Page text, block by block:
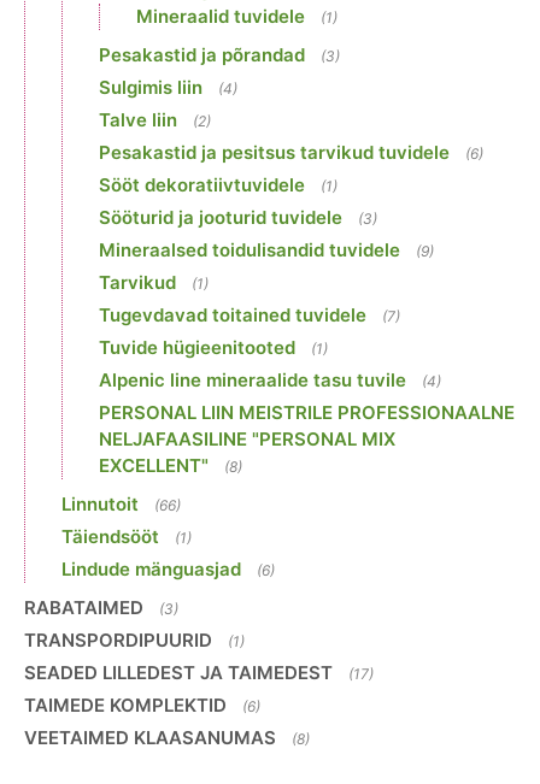
Mineraalid tuvidele (1)
Pesakastid ja põrandad (3)
Sulgimis liin (4)
Talve liin (2)
Pesakastid ja pesitsus tarvikud tuvidele (6)
Sööt dekoratiivtuvidele (1)
Sööturid ja jooturid tuvidele (3)
Mineraalsed toidulisandid tuvidele (9)
Tarvikud (1)
Tugevdavad toitained tuvidele (7)
Tuvide hügieenitooted (1)
Alpenic line mineraalide tasu tuvile (4)
PERSONAL LIIN MEISTRILE PROFESSIONAALNE
NELJAFAASILINE "PERSONAL MIX
EXCELLENT"
(8)
Linnutoit (66)
Täiendsööt (1)
Lindude mänguasjad (6)
RABATAIMED (3)
TRANSPORDIPUURID (1)
SEADED LILLEDEST JA TAIMEDEST (17)
TAIMEDE KOMPLEKTID (6)
VEETAIMED KLAASANUMAS (8)